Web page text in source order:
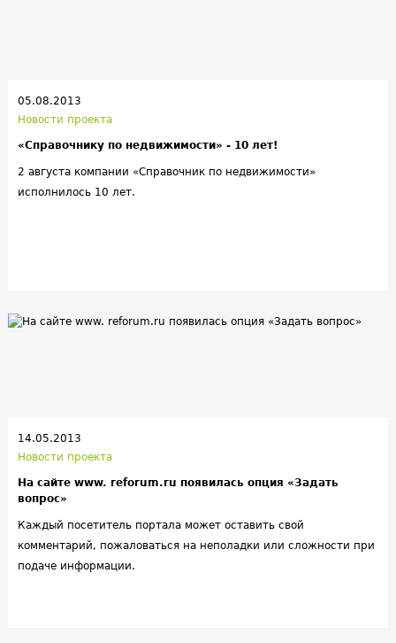
05.08.2013
Новости проекта
«Справочнику по недвижимости» - 10 лет!
2 августа компании «Справочник по недвижимости»
исполнилось 10 лет.
14.05.2013
Новости проекта
На сайте www. reforum.ru появилась опция «Задать
вопрос»
Каждый посетитель портала может оставить свой
комментарий, пожаловаться на неполадки или сложности при
подаче информации.